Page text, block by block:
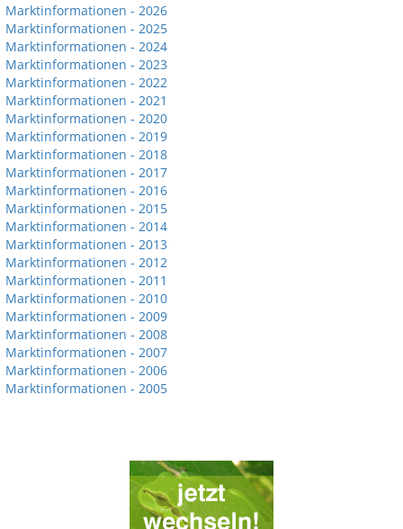
Marktinformationen - 2026
Marktinformationen - 2025
Marktinformationen - 2024
Marktinformationen - 2023
Marktinformationen - 2022
Marktinformationen - 2021
Marktinformationen - 2020
Marktinformationen - 2019
Marktinformationen - 2018
Marktinformationen - 2017
Marktinformationen - 2016
Marktinformationen - 2015
Marktinformationen - 2014
Marktinformationen - 2013
Marktinformationen - 2012
Marktinformationen - 2011
Marktinformationen - 2010
Marktinformationen - 2009
Marktinformationen - 2008
Marktinformationen - 2007
Marktinformationen - 2006
Marktinformationen - 2005